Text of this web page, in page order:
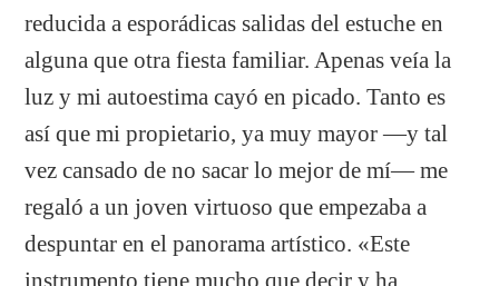
reducida a esporádicas salidas del estuche en
alguna que otra fiesta familiar. Apenas veía la
luz y mi autoestima cayó en picado. Tanto es
así que mi propietario, ya muy mayor —y tal
vez cansado de no sacar lo mejor de mí— me
regaló a un joven virtuoso que empezaba a
despuntar en el panorama artístico. «Este
instrumento tiene mucho que decir y ha